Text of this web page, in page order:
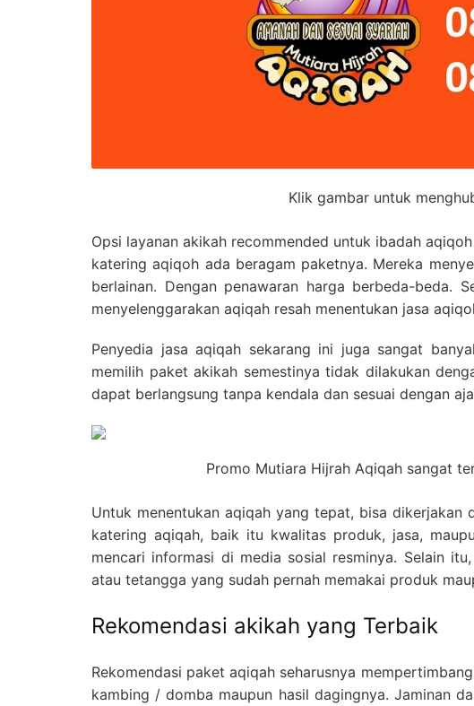
Klik gambar untuk
Opsi layanan akikah recommended untuk ibadah
katering aqiqoh ada beragam paketnya. Mereka
berlainan. Dengan penawaran harga berbeda-beda.
menyelenggarakan aqiqah resah menentukan jasa
Penyedia jasa aqiqah sekarang ini juga sangat
memilih paket akikah semestinya tidak dilakukan
dapat berlangsung tanpa kendala dan sesuai dengan
Promo Mutiara Hijrah Aqiqah sangat
Untuk menentukan aqiqah yang tepat, bisa
katering aqiqah, baik itu kwalitas produk, jasa,
mencari informasi di media sosial resminya. Selain
atau tetangga yang sudah pernah memakai produk
Rekomendasi akikah yang Terbaik
Rekomendasi paket aqiqah seharusnya
kambing / domba maupun hasil dagingnya. Jaminan